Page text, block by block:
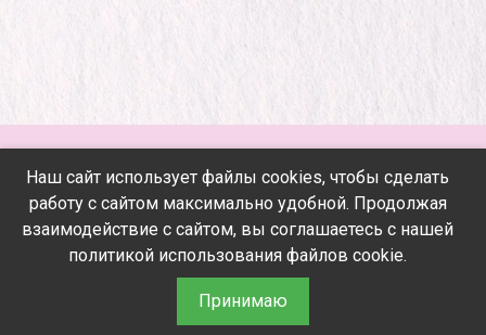
Договор оферты
Политика конфиденциальности
Если у вас остались вопросы, пишите
Наш сайт использует файлы cookies, чтобы сделать
работу с сайтом максимально удобной. Продолжая
взаимодействие с сайтом, вы соглашаетесь с нашей
политикой использования файлов сookie.
Принимаю